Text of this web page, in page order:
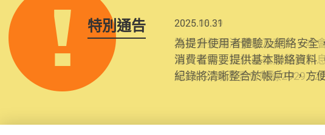
特別通告 2025.10.31
為提升使用者體驗及網絡安全
消費者需要提供基本聯絡資料
紀錄將清晰整合於帳戶中，方